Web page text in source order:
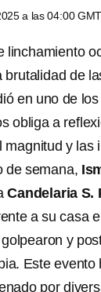
a las 04:00
linchamiento
brutalidad de
en uno de
obliga a
magnitud y las
de semana,
Candelaria S.
a su casa
y
Este
por